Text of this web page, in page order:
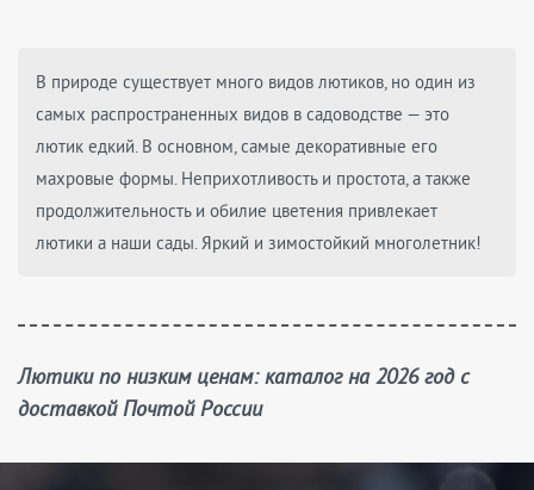
В природе существует много видов лютиков, но один из
самых распространенных видов в садоводстве — это
лютик едкий. В основном, самые декоративные его
махровые формы. Неприхотливость и простота, а также
продолжительность и обилие цветения привлекает
лютики а наши сады. Яркий и зимостойкий многолетник!
Лютики по низким ценам: каталог на 2026 год с
доставкой Почтой России